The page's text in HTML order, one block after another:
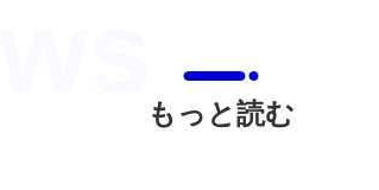
もっと読む